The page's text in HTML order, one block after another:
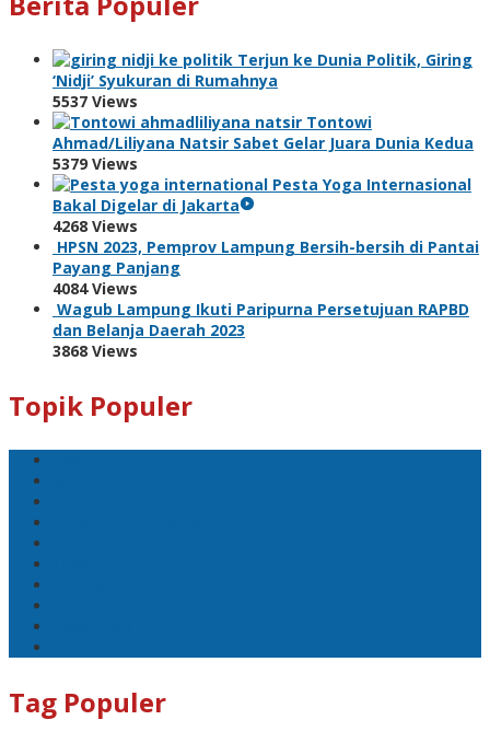
Terjun ke Dunia Politik, Giring
‘Nidji’ Syukuran di Rumahnya
5537 Views
Tontowi
Ahmad/Liliyana Natsir Sabet Gelar Juara Dunia Kedua
5379 Views
Pesta Yoga Internasional
Bakal Digelar di Jakarta
4268 Views
HPSN 2023, Pemprov Lampung Bersih-bersih di Pantai
Payang Panjang
4084 Views
Wagub Lampung Ikuti Paripurna Persetujuan RAPBD
dan Belanja Daerah 2023
3868 Views
Topik Populer
Tag Populer